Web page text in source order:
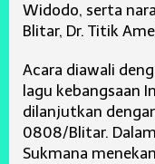
Widodo, serta
Blitar, Dr. Titik
Acara diawali
lagu kebangsaan
dilanjutkan
0808/Blitar.
Sukmana